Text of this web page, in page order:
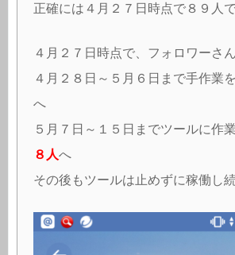
正確には４月２７日時点で８９人で
４月２７日時点で、フォロワーさん
４月２８日～５月６日まで手作業
へ
５月７日～１５日までツールに作
８人へ
その後もツールは止めずに稼働し